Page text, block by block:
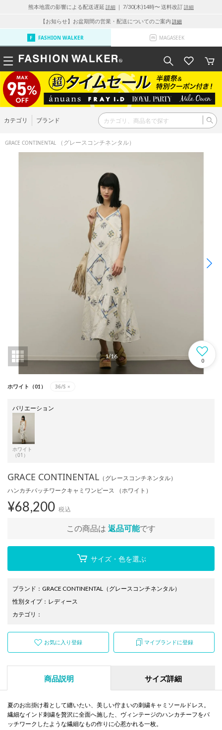
熊本地震の影響による配送遅延 詳細 ｜ 7/30(木)14時〜 送料改訂詳細
【お知らせ】お盆期間の営業・配送についてのご案内 詳細
FASHION WALKER MAGASEEK
カテゴリ ブランド
GRACE CONTINENTAL （グレースコンチネンタル）
1/16
0
ホワイト（01） 36/S ×
バリエーション
ホワイト
（01）
GRACE CONTINENTAL （グレースコンチネンタル）
ハンカチパッチワークキャミワンピース （ホワイト）
¥68,200 税込
この商品は 返品可能です
サイズ・色を選ぶ
ブランド ： GRACE CONTINENTAL
（グレースコンチネンタル）
性別タイプ： レディース
カテゴリ ：
お気に入り登録 マイブランドに登録
商品説明 サイズ詳細
夏のお出掛け着として纏いたい、美しい佇まいの刺繍キャミソールドレス。
繊細なインド刺繍を贅沢に全面へ施した、ヴィンテージのハンカチーフをパ
ッチワークしたような繊細なもの作りに心惹かれる一枚。